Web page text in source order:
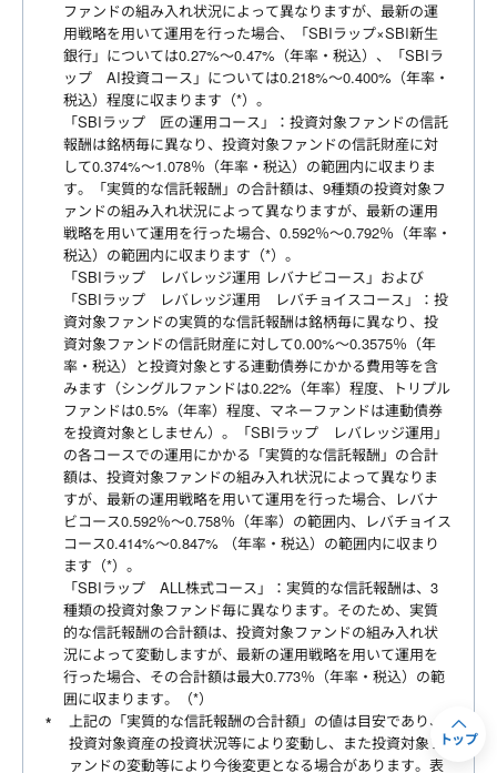
ファンドの組み入れ状況によって異なりますが、最新の運
用戦略を用いて運用を行った場合、「SBIラップ×SBI新生
銀行」については0.27%～0.47%（年率・税込）、「SBIラ
ップ AI投資コース」については0.218%～0.400%（年率・
税込）程度に収まります（*）。
「SBIラップ 匠の運用コース」：投資対象ファンドの信託
報酬は銘柄毎に異なり、投資対象ファンドの信託財産に対
して0.374%～1.078％（年率・税込）の範囲内に収まりま
す。「実質的な信託報酬」の合計額は、9種類の投資対象フ
ァンドの組み入れ状況によって異なりますが、最新の運用
戦略を用いて運用を行った場合、0.592％～0.792％（年率・
税込）の範囲内に収まります（*）。
「SBIラップ レバレッジ運用 レバナビコース」および
「SBIラップ レバレッジ運用 レバチョイスコース」：投
資対象ファンドの実質的な信託報酬は銘柄毎に異なり、投
資対象ファンドの信託財産に対して0.00%～0.3575％（年
率・税込）と投資対象とする連動債券にかかる費用等を含
みます（シングルファンドは0.22%（年率）程度、トリプル
ファンドは0.5%（年率）程度、マネーファンドは連動債券
を投資対象としません）。「SBIラップ レバレッジ運用」
の各コースでの運用にかかる「実質的な信託報酬」の合計
額は、投資対象ファンドの組み入れ状況によって異なりま
すが、最新の運用戦略を用いて運用を行った場合、レバナ
ビコース0.592％～0.758％（年率）の範囲内、レバチョイス
コース0.414%～0.847% （年率・税込）の範囲内に収まり
ます（*）。
「SBIラップ ALL株式コース」：実質的な信託報酬は、3
種類の投資対象ファンド毎に異なります。そのため、実質
的な信託報酬の合計額は、投資対象ファンドの組み入れ状
況によって変動しますが、最新の運用戦略を用いて運用を
行った場合、その合計額は最大0.773％（年率・税込）の範
囲に収まります。（*）
上記の「実質的な信託報酬の合計額」の値は目安であり、
投資対象資産の投資状況等により変動し、また投資対象フ
ァンドの変動等により今後変更となる場合があります。表
トップ